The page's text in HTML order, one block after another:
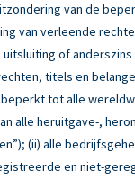
van de
van verleende
of
titels en
tot alle
alle heruitgave-,
(ii) alle
en niet-